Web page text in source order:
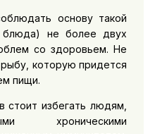
основу такой
не более двух
со здоровьем. Не
которую придется
пищи.
стоит избегать людям,
хроническими